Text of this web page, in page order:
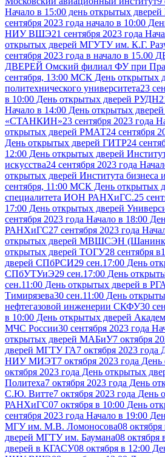
Начало в 15:00 день открытых
сентября 2023 года начало в 10:00
НИУ ВШЭ21 сентября 2023 года
открытых дверей МГУТУ им. К.Г.
сентября 2023 года в начало в
ДВЕРЕЙ Омский филиал ФУ при
сентября, 13:00 МСК День открытых
политехнического университета23
в 10:00 День открытых дверей РУДН
Начало в 14:00 День открытых
«СТАНКИН»23 сентября 2023 года
открытых дверей РМАТ24 сентября
День открытых дверей ГИТР24
12:00 День открытых дверей
искусства24 сентября 2023 года
открытых дверей Института бизнеса
сентября, 11:00 МСК День открытых
специалитета ИОН РАНХиГС.25
17:00 День открытых дверей
сентября 2023 года Начало в 18:00
РАНХиГС27 сентября 2023 года
открытых дверей МВШСЭН
открытых дверей ТОГУ28 сентября
дверей СПбРСИ29 сен.17:00 День
СПбУТУиЭ29 сен.17:00 День
сен.11:00 День открытых дверей в
Тимирязева30 сен.11:00 День
нефтегазовой инженерии СКФУ30
в 10:00 День открытых дверей
МЧС России30 сентября 2023 года
открытых дверей МАБиУ7 октября
дверей МГТУ ГА7 октября 2023 года
НИУ МИЭТ7 октября 2023 года
октября 2023 года День открытых
Политеха7 октября 2023 года День
С.Ю. Витте7 октября 2023 года День
РАНХиГС07 октября в 10:00 День
сентября 2023 года Начало в 19:00
МГУ им. М.В. Ломоносова08
дверей МГТУ им. Баумана08 октября
дверей в КГАСУ08 октября в 12:00